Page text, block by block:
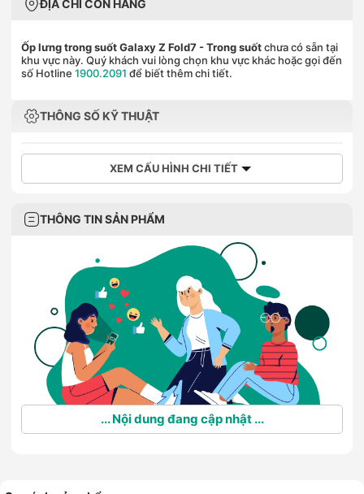
ĐỊA CHỈ CÒN HÀNG
Ốp lưng trong suốt Galaxy Z Fold7 - Trong suốtchưa có sẵn tại
khu vực này. Quý khách vui lòng chọn khu vực khác hoặc gọi đến
số Hotline 1900.2091 để biết thêm chi tiết.
THÔNG SỐ KỸ THUẬT
XEM CẤU HÌNH CHI TIẾT
THÔNG TIN SẢN PHẨM
... Nội dung đang cập nhật ...